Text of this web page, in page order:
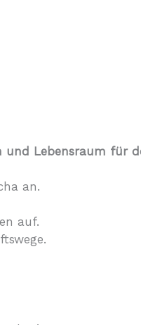
Lebensraum für
an.
auf.